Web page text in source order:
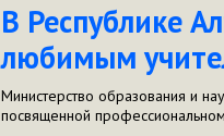
В Республике
любимым
Министерство образования и
посвященной